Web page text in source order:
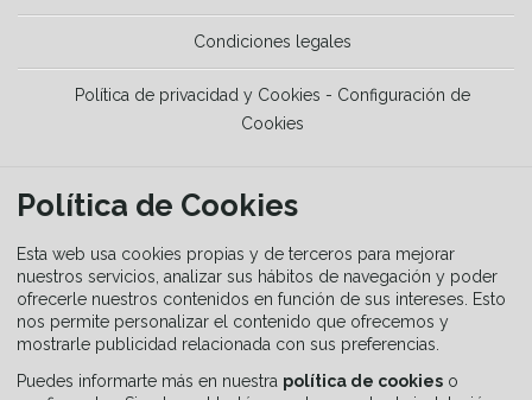
Condiciones legales
Política de privacidad y Cookies - Configuración de
Cookies
HERRAMIENTAS
La Guía del senderista
Equipamiento
Guía de señalización
Política de Cookies
Esta web usa cookies propias y de terceros para mejorar
nuestros servicios, analizar sus hábitos de navegación y poder
ofrecerle nuestros contenidos en función de sus intereses. Esto
nos permite personalizar el contenido que ofrecemos y
mostrarle publicidad relacionada con sus preferencias.
Puedes informarte más en nuestra política de cookies o